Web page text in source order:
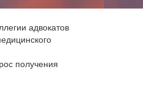
адвокатов
получения